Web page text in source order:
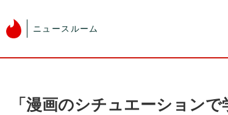
ニュースルーム
「漫画のシチュエーション